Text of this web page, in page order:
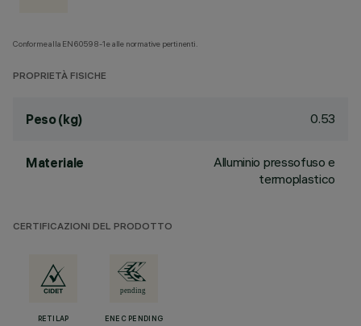
Conforme alla EN60598-1 e alle normative pertinenti.
PROPRIETÀ FISICHE
Peso (kg) 0.53
Materiale
Alluminio pressofuso e
termoplastico
CERTIFICAZIONI DEL PRODOTTO
RETILAP ENEC PENDING